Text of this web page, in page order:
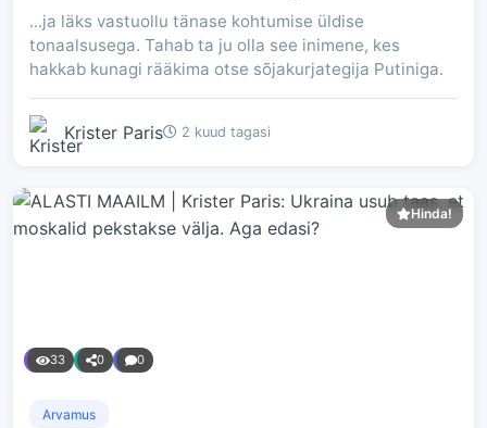
...ja läks vastuollu tänase kohtumise üldise
tonaalsusega. Tahab ta ju olla see inimene, kes
hakkab kunagi rääkima otse sõjakurjategija Putiniga.
Krister Paris 2 kuud tagasi
Hinda!
33 0 0
Arvamus